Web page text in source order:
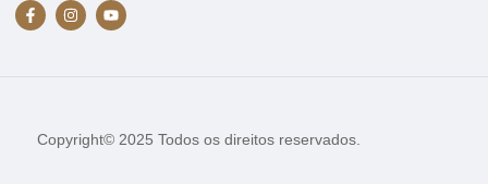
Copyright© 2025 Todos os direitos reservados.